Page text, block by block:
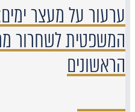
ערעור על מעצר
המשפטית לשחרור
הראשונים